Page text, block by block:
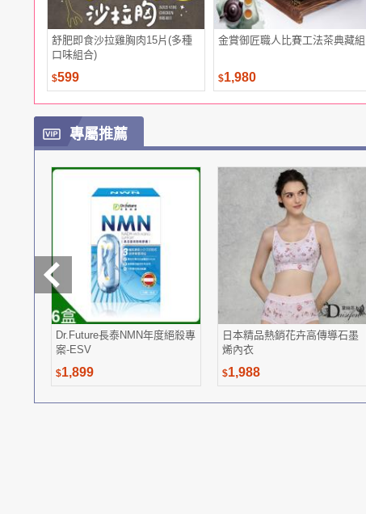
舒肥即食沙拉雞胸肉15片(多種
口味組合)
$599
金賞御匠職人比賽工法茶典藏組
$1,980
專屬推薦
Dr.Future長泰NMN年度絕殺專
案-ESV
$1,899
日本精品熱銷花卉高傳導石墨
烯內衣
$1,988